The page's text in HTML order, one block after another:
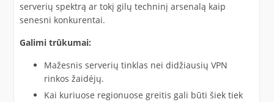
serverių spektrą ar tokį gilų techninį arsenalą kaip
senesni konkurentai.
Galimi trūkumai:
Mažesnis serverių tinklas nei didžiausių VPN
rinkos žaidėjų.
Kai kuriuose regionuose greitis gali būti šiek tiek